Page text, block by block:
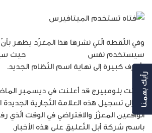
وفي اللّقطة الّتي نشرها هذا المغرّد يظهر
سيستخدم نفس
بأحرف كبيرة إلى نهاية اسم النّظام الجديد.
وكانت بلومبيرج قد أعلنت في ديسمبر
أبل إلى تسجيل هذه العلامة التّجارية
الواقعين المعزّز والافتراضي في الوقت
باسم شركة أبل التّعليق على هذه الأخبار.
رأيك بهمنا